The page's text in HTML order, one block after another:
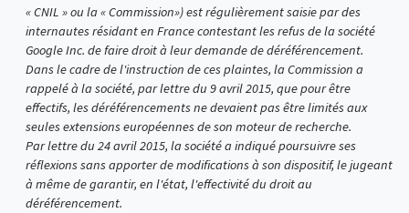
« CNIL » ou la « Commission») est régulièrement saisie par des
internautes résidant en France contestant les refus de la société
Google Inc. de faire droit à leur demande de déréférencement.
Dans le cadre de l'instruction de ces plaintes, la Commission a
rappelé à la société, par lettre du 9 avril 2015, que pour être
effectifs, les déréférencements ne devaient pas être limités aux
seules extensions européennes de son moteur de recherche.
Par lettre du 24 avril 2015, la société a indiqué poursuivre ses
réflexions sans apporter de modifications à son dispositif, le jugeant
à même de garantir, en l'état, l'effectivité du droit au
déréférencement.